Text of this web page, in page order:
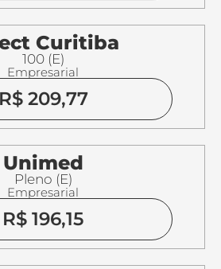
Curitiba
100 (E)
Empresarial
R$ 209,77
Unimed
Pleno (E)
Empresarial
R$ 196,15